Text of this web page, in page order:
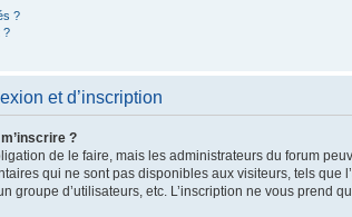
?
?
et d’inscription
?
de le faire, mais les administrateurs du forum
qui ne sont pas disponibles aux visiteurs, tels que
groupe d’utilisateurs, etc. L’inscription ne vous prend